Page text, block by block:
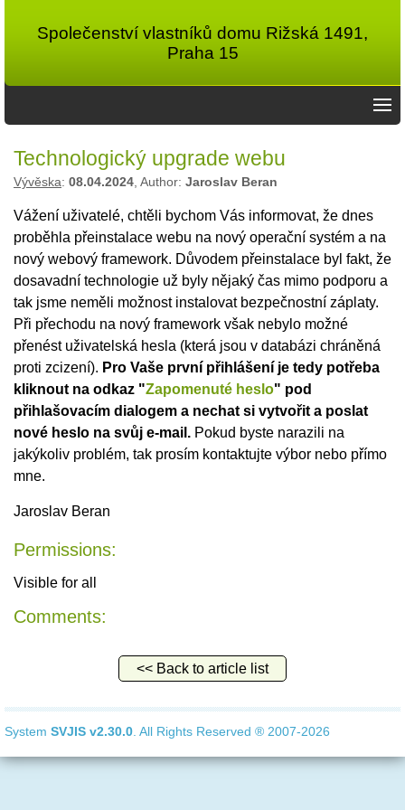
Společenství vlastníků domu Rižská 1491,
Praha 15
Technologický upgrade webu
Vývěska: 08.04.2024, Author: Jaroslav Beran
Vážení uživatelé, chtěli bychom Vás informovat, že dnes
proběhla přeinstalace webu na nový operační systém a na
nový webový framework. Důvodem přeinstalace byl fakt, že
dosavadní technologie už byly nějaký čas mimo podporu a
tak jsme neměli možnost instalovat bezpečnostní záplaty.
Při přechodu na nový framework však nebylo možné
přenést uživatelská hesla (která jsou v databázi chráněná
proti zcizení). Pro Vaše první přihlášení je tedy potřeba
kliknout na odkaz "Zapomenuté heslo" pod
přihlašovacím dialogem a nechat si vytvořit a poslat
nové heslo na svůj e-mail. Pokud byste narazili na
jakýkoliv problém, tak prosím kontaktujte výbor nebo přímo
mne.
Jaroslav Beran
Permissions:
Visible for all
Comments:
<< Back to article list
System SVJIS v2.30.0. All Rights Reserved ® 2007-2026